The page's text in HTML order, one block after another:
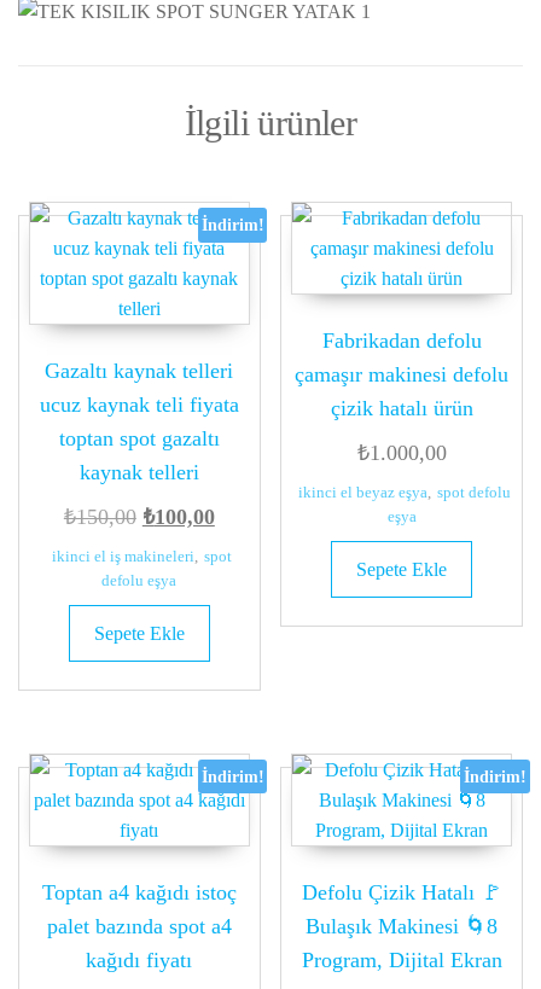
İlgili ürünler
İndirim!
Gazaltı kaynak telleri
ucuz kaynak teli fiyata
toptan spot gazaltı
kaynak telleri
₺150,00 Orijinal
fiyat:
₺150,00.
₺100,00Şu
andaki
ikinci el iş makineleri, spot
defolu eşya
Sepete Ekle
Fabrikadan defolu
çamaşır makinesi defolu
çizik hatalı ürün
₺1.000,00
ikinci el beyaz eşya, spot defolu
eşya
Sepete Ekle
İndirim!
Toptan a4 kağıdı istoç
palet bazında spot a4
kağıdı fiyatı
İndirim!
Defolu Çizik Hatalı 🚩
Bulaşık Makinesi 🌀8
Program, Dijital Ekran